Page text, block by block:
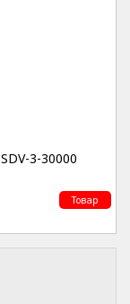
3-30000
Товар